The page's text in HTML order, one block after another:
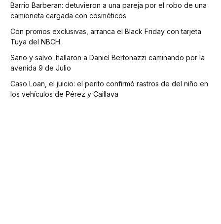
Barrio Barberan: detuvieron a una pareja por el robo de una
camioneta cargada con cosméticos
Con promos exclusivas, arranca el Black Friday con tarjeta
Tuya del NBCH
Sano y salvo: hallaron a Daniel Bertonazzi caminando por la
avenida 9 de Julio
Caso Loan, el juicio: el perito confirmó rastros de del niño en
los vehículos de Pérez y Caillava